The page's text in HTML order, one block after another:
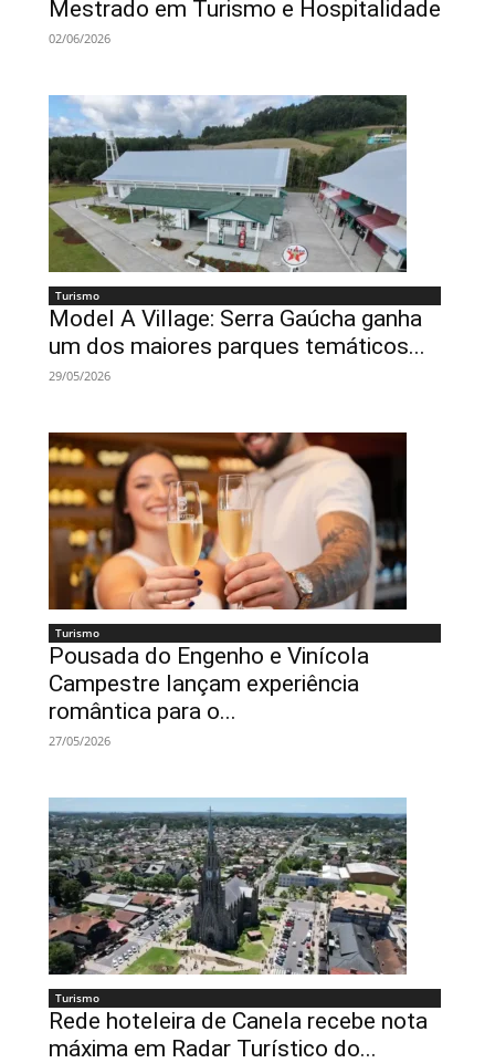
Mestrado em Turismo e Hospitalidade
02/06/2026
Turismo
Model A Village: Serra Gaúcha ganha
um dos maiores parques temáticos...
29/05/2026
Turismo
Pousada do Engenho e Vinícola
Campestre lançam experiência
romântica para o...
27/05/2026
Turismo
Rede hoteleira de Canela recebe nota
máxima em Radar Turístico do...